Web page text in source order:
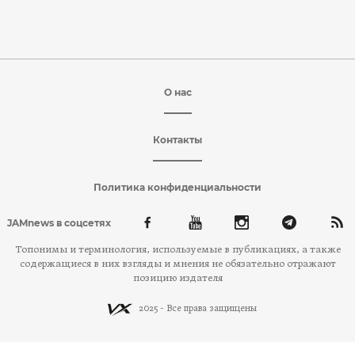
О нас
Контакты
Политика конфиденциальности
JAMnews в соцсетях
Топонимы и терминология, используемые в публикациях, а также
содержащиеся в них взгляды и мнения не обязательно отражают
позицию издателя
2025 - Все права защищены